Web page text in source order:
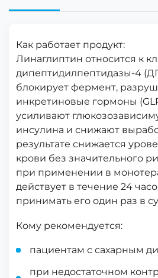
Как работает продукт:
Линаглиптин относится к
дипептидилпептидазы-4
блокирует фермент,
инкретиновые гормоны
усиливают
инсулина и снижают
результате снижается
крови без значительного
при применении в
действует в течение 24
принимать его один раз в
Кому рекомендуется:
пациентам с сахарным
при недостаточном